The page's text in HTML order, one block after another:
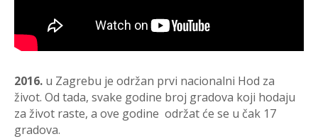
2016. u Zagrebu je održan prvi nacionalni Hod za
život. Od tada, svake godine broj gradova koji hodaju
za život raste, a ove godine održat će se u čak 17
gradova.